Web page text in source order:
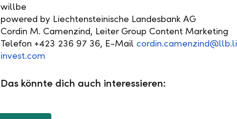
willbe
powered by Liechtensteinische Landesbank AG
Cordin M. Camenzind, Leiter Group Content Marketing
Telefon +423 236 97 36, E-Mail cordin.camenzind@llb.li
invest.com
Das könnte dich auch interessieren: